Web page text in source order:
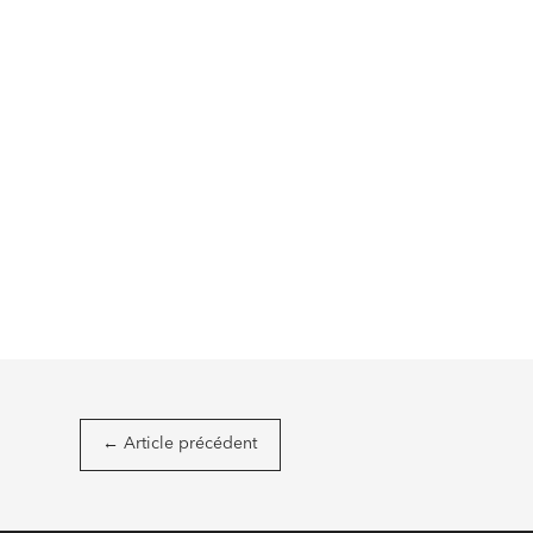
←Article précédent